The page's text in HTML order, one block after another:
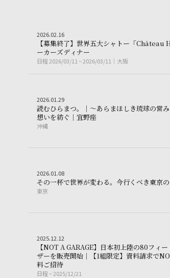
2026.02.162026.02.16
【募集終了】 世界五大シャ トー 「Château
ーカーズディ ナー 【募集終了】世界五大
日程 2026/03/1 1 ~ 2026/03/1 1 日程2026/03/11 ~ 2026/
大阪大阪
2026.01.292026.01.29
読むひら まつ。 ｜ 〜あ ら まほ しき琉球の営み
想いを紡ぐ ｜ 宜野座 読むひらまつ。｜〜あ
沖縄
2026.01.082026.01.08
その一杯で世界が変わる。 今行く べき東京の
東京東京
2025.12.12
【NOTAGARAGE】 日本初上陸の80フ ィ ー
ザーを販売開始 ｜ 【1組限定】 資料請求でNO
料ご招待【NOT A GARAGE】日本初上陸の
日程 ~ 2025/12/21